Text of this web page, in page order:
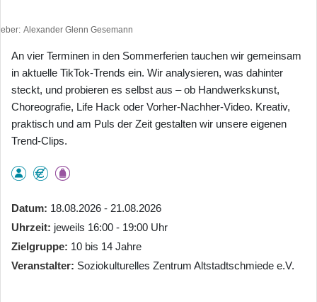
Alexander Glenn Gesemann
An vier Terminen in den Sommerferien tauchen wir gemeinsam
in aktuelle TikTok-Trends ein. Wir analysieren, was dahinter
steckt, und probieren es selbst aus – ob Handwerkskunst,
Choreografie, Life Hack oder Vorher-Nachher-Video. Kreativ,
praktisch und am Puls der Zeit gestalten wir unsere eigenen
Trend-Clips.
Datum 18.08.2026 - 21.08.2026
Uhrzeit jeweils 16:00 - 19:00 Uhr
Zielgruppe 10 bis 14 Jahre
Veranstalter Soziokulturelles Zentrum Altstadtschmiede e.V.